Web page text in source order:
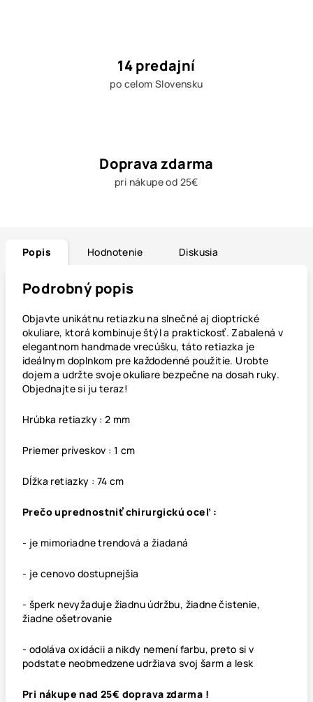
14 predajní
po celom Slovensku
Doprava zdarma
pri nákupe od 25€
Popis Hodnotenie Diskusia
Podrobný popis
Objavte unikátnu retiazku na slnečné aj dioptrické
okuliare, ktorá kombinuje štýl a praktickosť. Zabalená v
elegantnom handmade vrecúšku, táto retiazka je
ideálnym doplnkom pre každodenné použitie. Urobte
dojem a udržte svoje okuliare bezpečne na dosah ruky.
Objednajte si ju teraz!
Hrúbka retiazky : 2 mm
Priemer príveskov : 1 cm
Dĺžka retiazky : 74 cm
Prečo uprednostniť chirurgickú oceľ :
- je mimoriadne trendová a žiadaná
- je cenovo dostupnejšia
- šperk nevyžaduje žiadnu údržbu, žiadne čistenie,
žiadne ošetrovanie
- odoláva oxidácii a nikdy nemení farbu, preto si v
podstate neobmedzene udržiava svoj šarm a lesk
Pri nákupe nad 25€ doprava zdarma !